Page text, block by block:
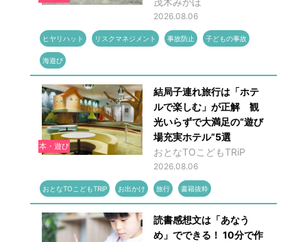
2026.08.06
ヒヤリハット リスクマネジメント 事故防止 子どもの事故
海遊び
本・遊び
結局子連れ旅行は「ホテ
ルで楽しむ」が正解 観
光いらずで大満足の“遊び
場充実ホテル”5選
おとなTOこどもTRiP
2026.08.06
おとなTOこどもTRiP お出かけ 旅行 書籍抜粋
読書感想文は「あなう
め」でできる！ 10分で作